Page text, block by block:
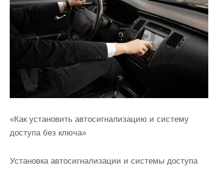
«Как установить автосигнализацию и систему
доступа без ключа»
Установка автосигнализации и системы доступа